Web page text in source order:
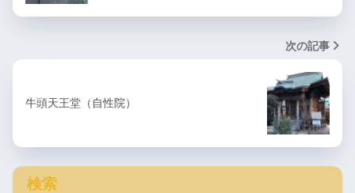
次の記事
牛頭天王堂（自性院）
検索